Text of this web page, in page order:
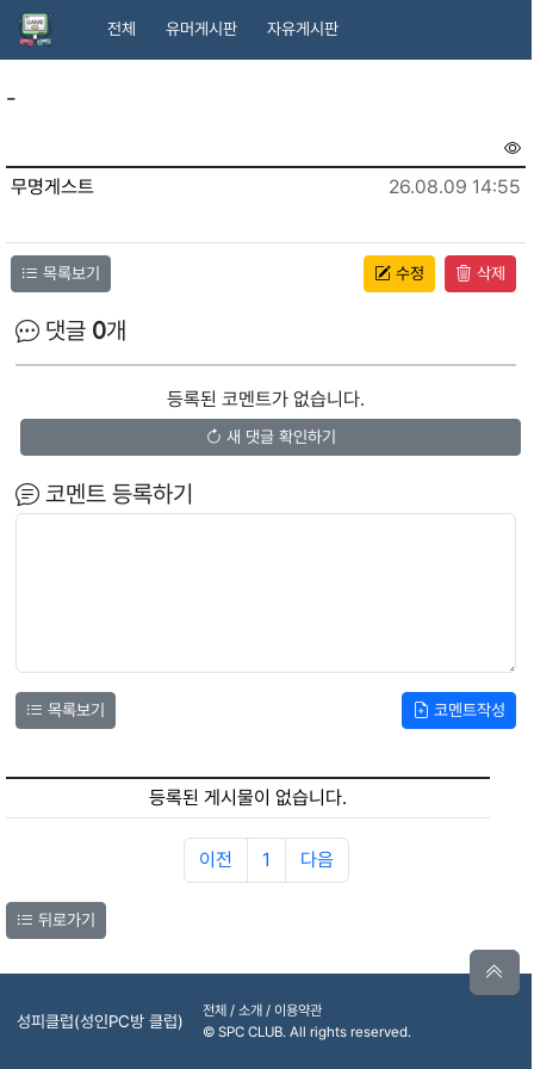
전체 유머게시판 자유게시판
-
무명게스트 26.08.09 14:55
목록보기 수정 삭제
댓글 0개
등록된 코멘트가 없습니다.
새 댓글 확인하기
코멘트 등록하기
목록보기 코멘트작성
등록된 게시물이 없습니다.
이전 1 다음
뒤로가기
성피클럽(성인PC방 클럽)
전체 / 소개 / 이용약관
© SPC CLUB. All rights reserved.